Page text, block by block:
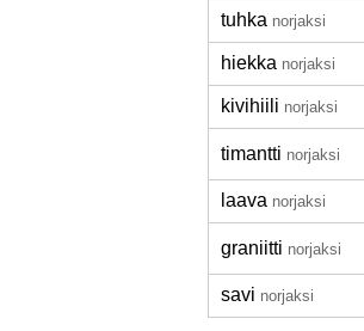
tuhka norjaksi
hiekka norjaksi
kivihiili norjaksi
timantti norjaksi
laava norjaksi
graniitti norjaksi
savi norjaksi